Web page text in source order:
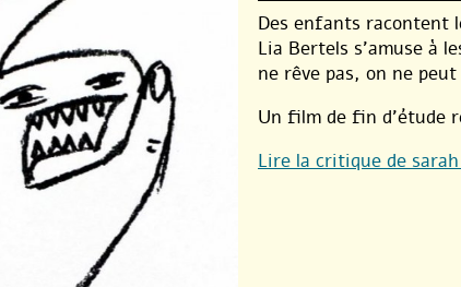
Des enfants racontent
Lia Bertels s’amuse à
ne rêve pas, on ne
Un film de fin d’étude
Lire la critique de